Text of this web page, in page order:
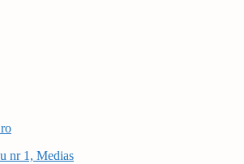
nr 1, Medias